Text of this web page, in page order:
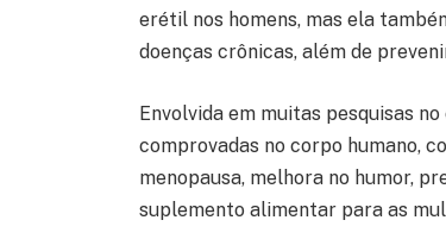
erétil nos homens, mas ela
doenças crônicas, além de
Envolvida em muitas pesquisas
comprovadas no corpo humano,
menopausa, melhora no humor,
suplemento alimentar para as